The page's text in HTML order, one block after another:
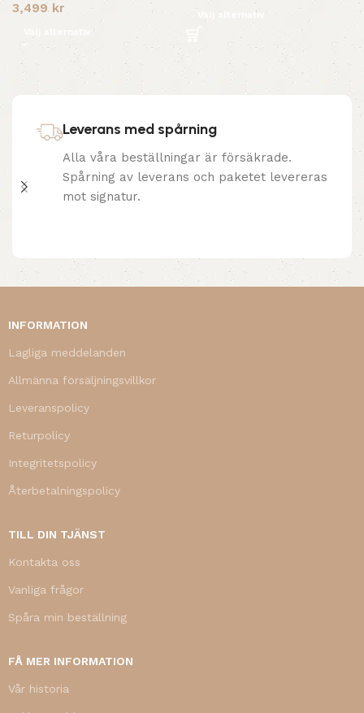
3,499 kr
Välj alternativ
Välj alternativ
Leverans med spårning
Alla våra beställningar är försäkrade.
Spårning av leverans och paketet levereras
mot signatur.
INFORMATION
Lagliga meddelanden
Allmänna försäljningsvillkor
Leveranspolicy
Returpolicy
Integritetspolicy
Återbetalningspolicy
TILL DIN TJÄNST
Kontakta oss
Vanliga frågor
Spåra min beställning
FÅ MER INFORMATION
Vår historia